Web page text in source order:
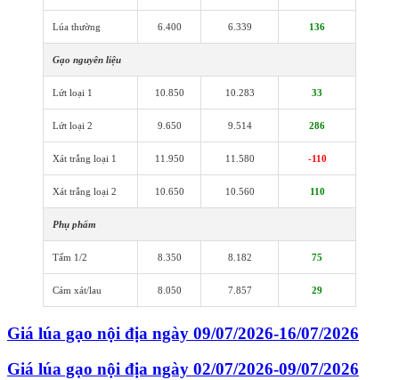
Lúa thường 6.400 6.339 136
Gạo nguyên liệu
Lứt loại 1 10.850 10.283 33
Lứt loại 2 9.650 9.514 286
Xát trắng loại 1 11.950 11.580 -110
Xát trắng loại 2 10.650 10.560 110
Phụ phẩm
Tấm 1/2 8.350 8.182 75
Cám xát/lau 8.050 7.857 29
Giá lúa gạo nội địa ngày 09/07/2026-16/07/2026
Giá lúa gạo nội địa ngày 02/07/2026-09/07/2026